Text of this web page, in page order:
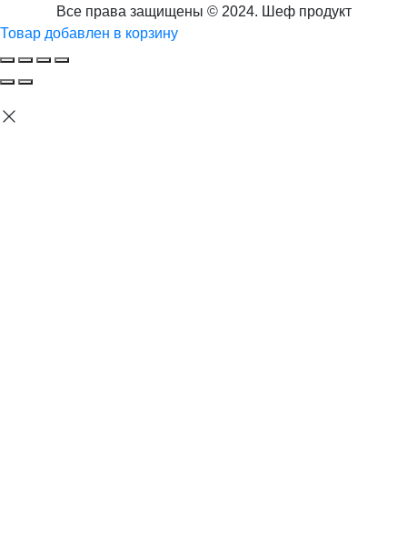
Все права защищены © 2024. Шеф продукт
Товар добавлен в корзину